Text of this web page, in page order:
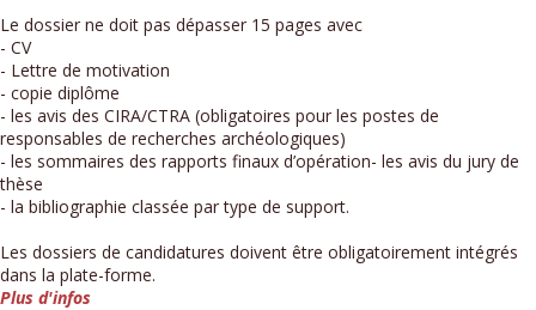
Le dossier ne doit pas dépasser 15 pages avec
- CV
- Lettre de motivation
- copie diplôme
- les avis des CIRA/CTRA (obligatoires pour les postes de
responsables de recherches archéologiques)
- les sommaires des rapports finaux d’opération- les avis du jury de
thèse
- la bibliographie classée par type de support.
Les dossiers de candidatures doivent être obligatoirement intégrés
dans la plate-forme.
Plus d'infos